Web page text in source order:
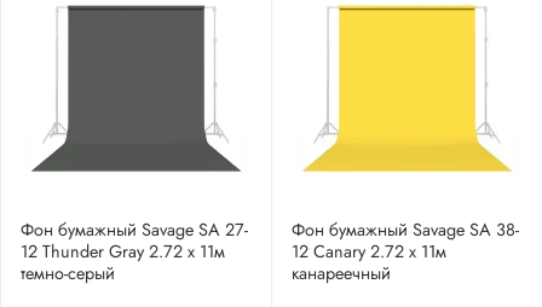
Фон бумажный Savage SA 27-
12 Thunder Gray 2.72 x 11м
темно-серый
Фон бумажный Savage SA 38-
12 Canary 2.72 x 11м
канареечный